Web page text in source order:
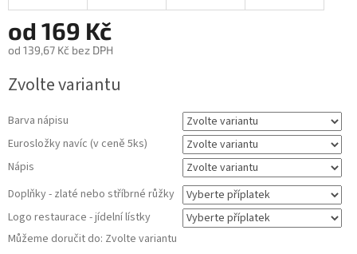
od 169 Kč
od 139,67 Kč bez DPH
cena:
Zvolte variantu
Barva nápisu
Eurosložky navíc (v ceně 5ks)
Nápis
Doplňky - zlaté nebo stříbrné růžky
Logo restaurace - jídelní lístky
Můžeme doručit do: Zvolte variantu